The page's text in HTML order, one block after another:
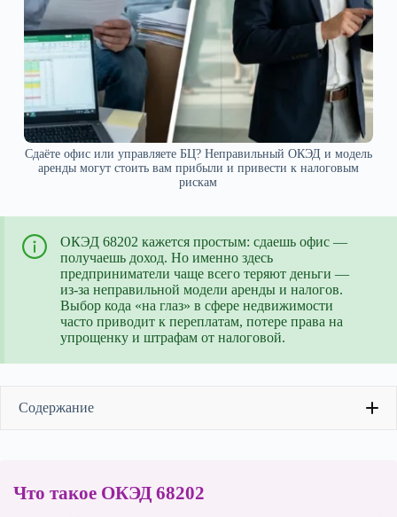
Сдаёте офис или управляете БЦ? Неправильный ОКЭД и модель
аренды могут стоить вам прибыли и привести к налоговым
рискам
ОКЭД 68202 кажется простым: сдаешь офис —
получаешь доход. Но именно здесь
предприниматели чаще всего теряют деньги —
из-за неправильной модели аренды и налогов.
Выбор кода «на глаз» в сфере недвижимости
часто приводит к переплатам, потере права на
упрощенку и штрафам от налоговой.
Содержание
1
Главная ошибка: «Любая аренда =
68202»
Что такое ОКЭД 68202